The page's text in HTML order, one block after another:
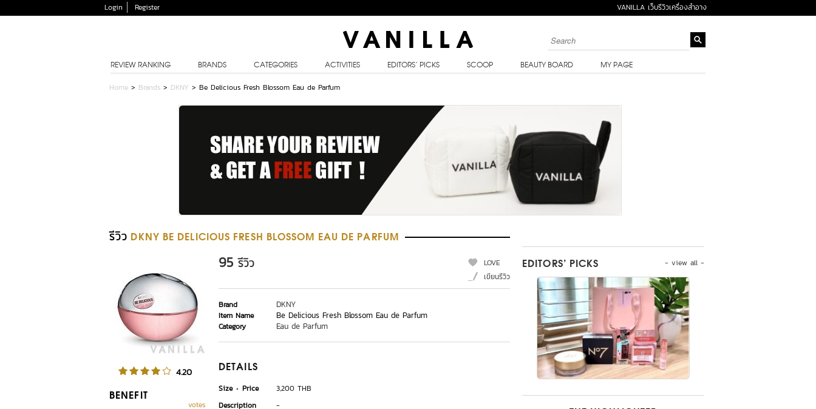
Login Register VANILLA เว็บรีวิวเครื่องสำอาง
REVIEW RANKING BRANDS CATEGORIES ACTIVITIES EDITORS’ PICKS SCOOP BEAUTY BOARD MY PAGE
Home > Brands > DKNY > Be Delicious Fresh Blossom Eau de Parfum
รีวิว DKNY BE DELICIOUS FRESH BLOSSOM EAU DE PARFUM
4.20
BENEFIT
votes
95 รีวิว
LOVE
เขียนรีวิว
Brand DKNY
Item Name Be Delicious Fresh Blossom Eau de Parfum
Category Eau de Parfum
DETAILS
Size Price
3,200 THB
Description
-
- view all -
EDITORS’ PICKS